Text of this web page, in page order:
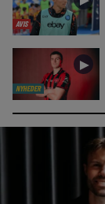
AVIS
NYHEDER
►